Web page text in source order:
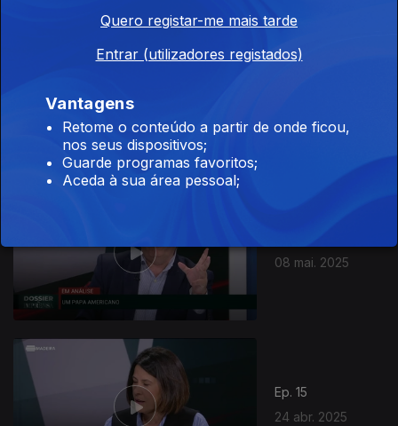
08 mai. 2025
Ep. 15
24 abr. 2025
Quero registar-me mais tarde
Entrar (utilizadores registados)
Vantagens
Retome o conteúdo a partir de onde ficou,
nos seus dispositivos;
Guarde programas favoritos;
Aceda à sua área pessoal;